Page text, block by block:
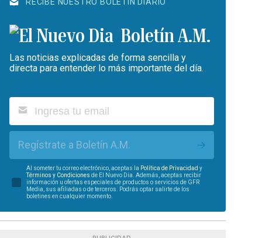
Boletín A.M.
Las noticias explicadas de forma sencilla y
directa para entender lo más importante del día.
Regístrate a Boletín A.M.
Al someter tu correo electrónico, aceptas la Política de Privacidad y
Términos y Condiciones de El Nuevo Día. Además, aceptas recibir
información u ofertas especiales de productos o servicios de GFR
Media, sus afiliadas o de terceros. Podrás optar salirte de los
boletines en cualquier momento.